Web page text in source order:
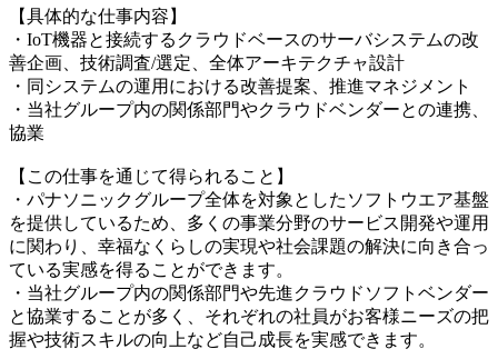
【具体的な仕事内容】
・IoT機器と接続するクラウドベースのサーバシステムの改
善企画、技術調査/選定、全体アーキテクチャ設計
・同システムの運用における改善提案、推進マネジメント
・当社グループ内の関係部門やクラウドベンダーとの連携、
協業
【この仕事を通じて得られること】
・パナソニックグループ全体を対象としたソフトウエア基盤
を提供しているため、多くの事業分野のサービス開発や運用
に関わり、幸福なくらしの実現や社会課題の解決に向き合っ
ている実感を得ることができます。
・当社グループ内の関係部門や先進クラウドソフトベンダー
と協業することが多く、それぞれの社員がお客様ニーズの把
握や技術スキルの向上など自己成長を実感できます。